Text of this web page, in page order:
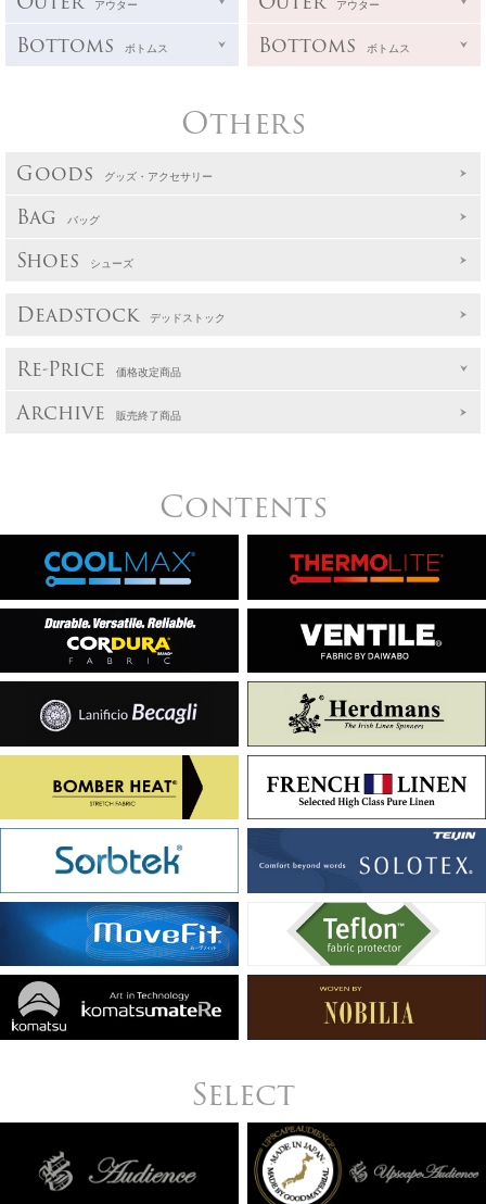
アウター
Bottoms ボトムス
アウター
Bottoms ボトムス
Others
Goods グッズ・アクセサリー
Bag バッグ
Shoes シューズ
Deadstock デッドストック
Re-Price 価格改定商品
Archive 販売終了商品
Contents
Select